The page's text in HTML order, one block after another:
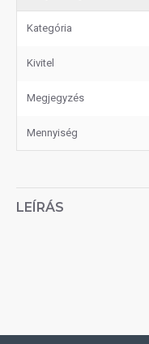
Kategória
Kivitel
Megjegyzés
Mennyiség
LEÍRÁS